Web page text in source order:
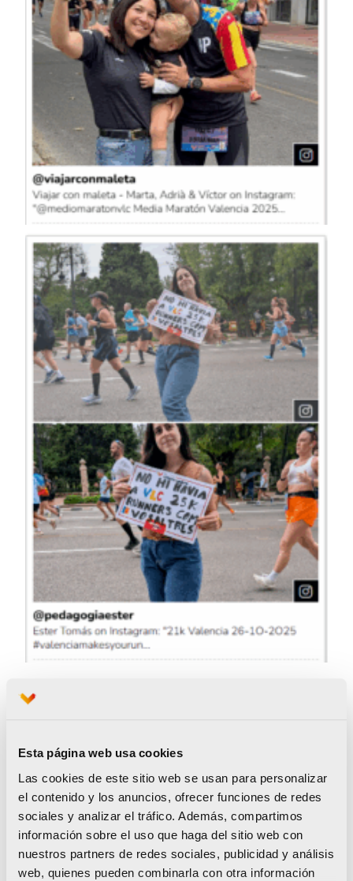
Esta página web usa cookies
Las cookies de este sitio web se usan para personalizar
el contenido y los anuncios, ofrecer funciones de redes
sociales y analizar el tráfico. Además, compartimos
información sobre el uso que haga del sitio web con
nuestros partners de redes sociales, publicidad y análisis
web, quienes pueden combinarla con otra información
adecuación a la temática running, seleccionó a
las otras dos cuentas y publicaciones
ganadoradas de una inscripción gratuita a una
de las carreras de Valencia Ciudad del Running
en 2026.